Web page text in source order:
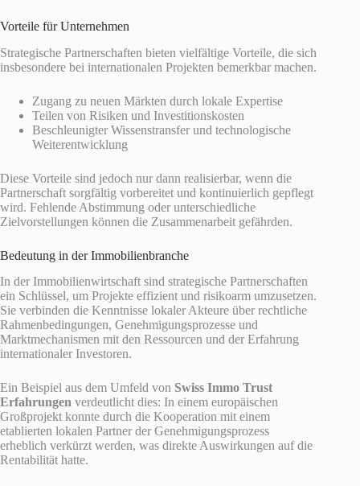
Vorteile für Unternehmen
Strategische Partnerschaften bieten vielfältige Vorteile, die sich
insbesondere bei internationalen Projekten bemerkbar machen.
Zugang zu neuen Märkten durch lokale Expertise
Teilen von Risiken und Investitionskosten
Beschleunigter Wissenstransfer und technologische
Weiterentwicklung
Diese Vorteile sind jedoch nur dann realisierbar, wenn die
Partnerschaft sorgfältig vorbereitet und kontinuierlich gepflegt
wird. Fehlende Abstimmung oder unterschiedliche
Zielvorstellungen können die Zusammenarbeit gefährden.
Bedeutung in der Immobilienbranche
In der Immobilienwirtschaft sind strategische Partnerschaften
ein Schlüssel, um Projekte effizient und risikoarm umzusetzen.
Sie verbinden die Kenntnisse lokaler Akteure über rechtliche
Rahmenbedingungen, Genehmigungsprozesse und
Marktmechanismen mit den Ressourcen und der Erfahrung
internationaler Investoren.
Ein Beispiel aus dem Umfeld von Swiss Immo Trust
Erfahrungen verdeutlicht dies: In einem europäischen
Großprojekt konnte durch die Kooperation mit einem
etablierten lokalen Partner der Genehmigungsprozess
erheblich verkürzt werden, was direkte Auswirkungen auf die
Rentabilität hatte.